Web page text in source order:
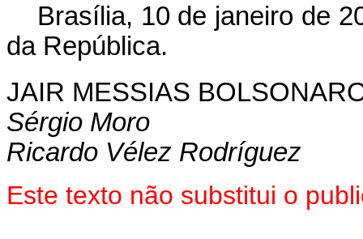
Brasília, 10 de janeiro de
da República.
JAIR MESSIAS
Sérgio Moro
Ricardo Vélez Rodríguez
Este texto não substitui o